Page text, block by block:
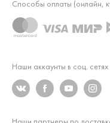
Наши аккаунты в соц. сетях
Способы оплаты (онлайн,